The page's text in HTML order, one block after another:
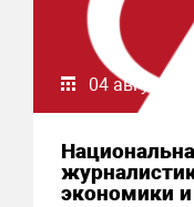
04 августа
экономики